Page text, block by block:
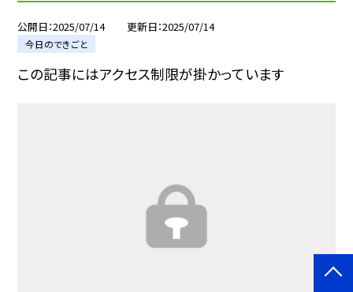
公開日 2025/07/14 更新日 2025/07/14
今日のできごと
この記事にはアクセス制限が掛かっています